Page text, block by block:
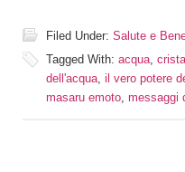
Filed Under: Salute e
Tagged With: acqua
dell'acqua il vero potere
masaru emoto messaggi